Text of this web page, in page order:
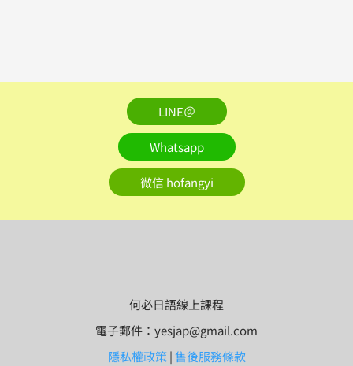
LINE＠
Whatsapp
微信 hofangyi
何必日語線上課程
電子郵件：yesjap@gmail.com
隱私權政策|售後服務條款